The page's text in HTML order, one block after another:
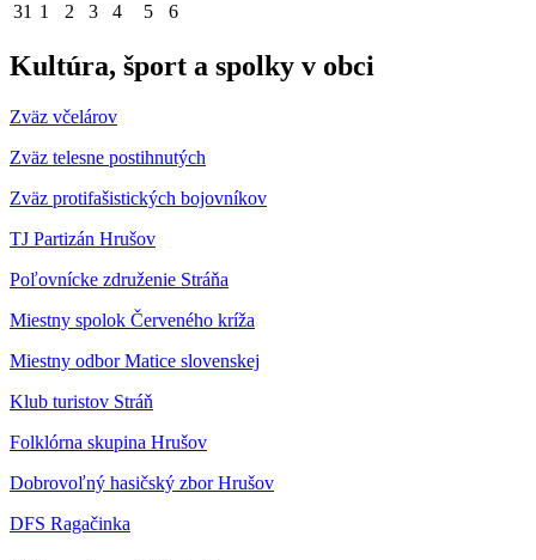
31 1 2 3 4 5 6
Kultúra, šport a spolky v obci
Zväz včelárov
Zväz telesne postihnutých
Zväz protifašistických bojovníkov
TJ Partizán Hrušov
Poľovnícke združenie Stráňa
Miestny spolok Červeného kríža
Miestny odbor Matice slovenskej
Klub turistov Stráň
Folklórna skupina Hrušov
Dobrovoľný hasičský zbor Hrušov
DFS Ragačinka